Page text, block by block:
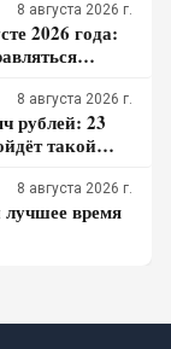
8 августа 2026 г.
2026 года:
8 августа 2026 г.
рублей: 23
такой
8 августа 2026 г.
время